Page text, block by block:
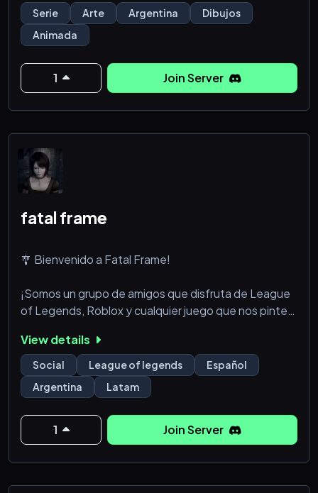
temáticas como DTIYS, eventos, juegos, charlas, y
muchas otras cosas más !
━━━━━━━☆☆━━━━━━━
🎀 Estamos creando nuestra propia serie animada !
asique podrás encontrar una categoría con
información sobre esta serie !
━━━━━━━☆☆━━━━━━━
🌞 ₓ˚. ୭ ˚○◦˚ ¿𝘘𝘶𝘦 𝘱𝘶𝘦𝘥𝘦𝘴 𝘦𝘯𝘤
Serie Arte Argentina
Dibujos
Animada
1 Join Server
fatal frame
🎐 Bienvenido a Fatal Frame!
¡Somos un grupo de amigos que disfruta de League
of Legends, Roblox y cualquier juego que nos pinte
sumarse, pasar un buen rato y compartir partidas. Sin
importar tu nivel, aquí encontrarás buena onda, risas
y con quién jugar.
¡Nos encantaría conocerte!
⁺ . ✦ . ⁺ . ✦ . ⁺ . ✦ . ⁺ .
View details
Social League of legends
Español
Argentina
Latam
1 Join Server